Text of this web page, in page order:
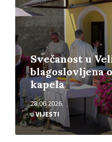
Svečanost u
blagoslovljena
kapela
28.06.2026.
uVIJESTI